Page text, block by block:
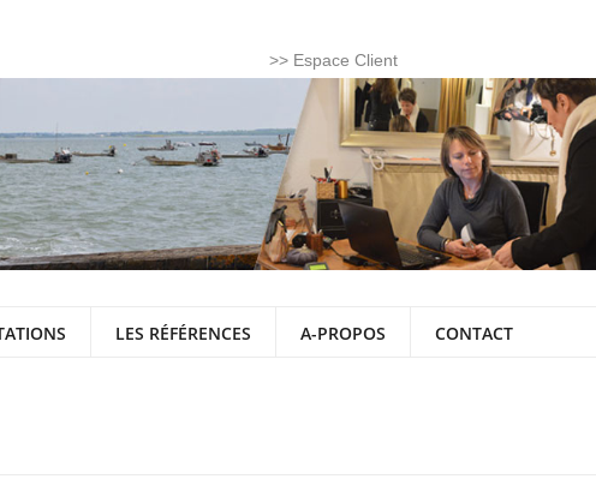
>> Espace Client
LES RÉFÉRENCES A-PROPOS CONTACT